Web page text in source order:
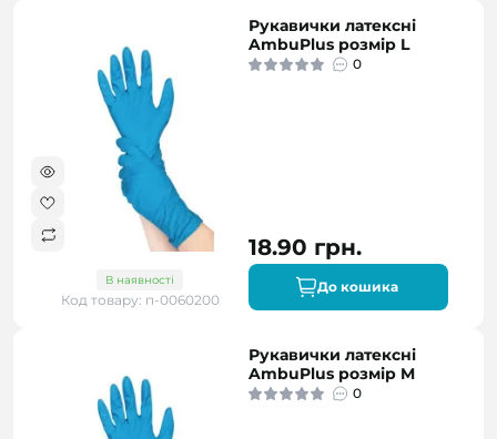
В наявності
Код товару: п-0060200
Рукавички латексні
AmbuPlus розмір L
0
18.90 грн.
До кошика
Рукавички латексні
AmbuPlus розмір M
0